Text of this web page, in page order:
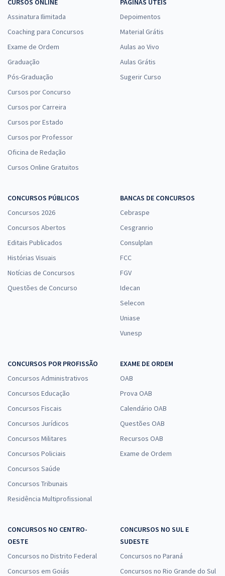
CURSOS ONLINE
Assinatura Ilimitada
Coaching para Concursos
Exame de Ordem
Graduação
Pós-Graduação
Cursos por Concurso
Cursos por Carreira
Cursos por Estado
Cursos por Professor
Oficina de Redação
Cursos Online Gratuitos
PÁGINAS ÚTEIS
Depoimentos
Material Grátis
Aulas ao Vivo
Aulas Grátis
Sugerir Curso
CONCURSOS PÚBLICOS
Concursos 2026
Concursos Abertos
Editais Publicados
Histórias Visuais
Notícias de Concursos
Questões de Concurso
BANCAS DE CONCURSOS
Cebraspe
Cesgranrio
Consulplan
FCC
FGV
Idecan
Selecon
Uniase
Vunesp
CONCURSOS POR PROFISSÃO
Concursos Administrativos
Concursos Educação
Concursos Fiscais
Concursos Jurídicos
Concursos Militares
Concursos Policiais
Concursos Saúde
Concursos Tribunais
Residência Multiprofissional
EXAME DE ORDEM
OAB
Prova OAB
Calendário OAB
Questões OAB
Recursos OAB
Exame de Ordem
CONCURSOS NO CENTRO-
OESTE
Concursos no Distrito Federal
Concursos em Goiás
CONCURSOS NO SUL E
SUDESTE
Concursos no Paraná
Concursos no Rio Grande do Sul